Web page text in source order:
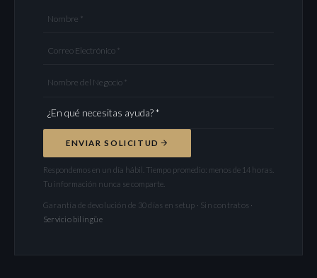
Nombre *
Correo Electrónico *
Nombre del Negocio *
ENVIAR SOLICITUD
Respondemos en un día hábil. Tiempo promedio: menos de 14 horas.
Tu información nunca se comparte.
Garantía de devolución de 30 días en setup · Sin contratos ·
Servicio bilingüe